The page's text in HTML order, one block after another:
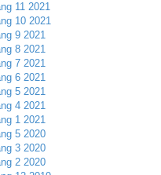
11 2021
10 2021
9 2021
8 2021
7 2021
6 2021
5 2021
4 2021
1 2021
5 2020
3 2020
2 2020